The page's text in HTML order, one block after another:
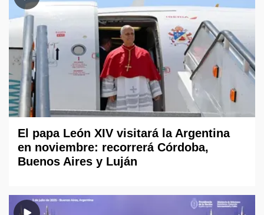
El papa León XIV visitará la Argentina
en noviembre: recorrerá Córdoba,
Buenos Aires y Luján